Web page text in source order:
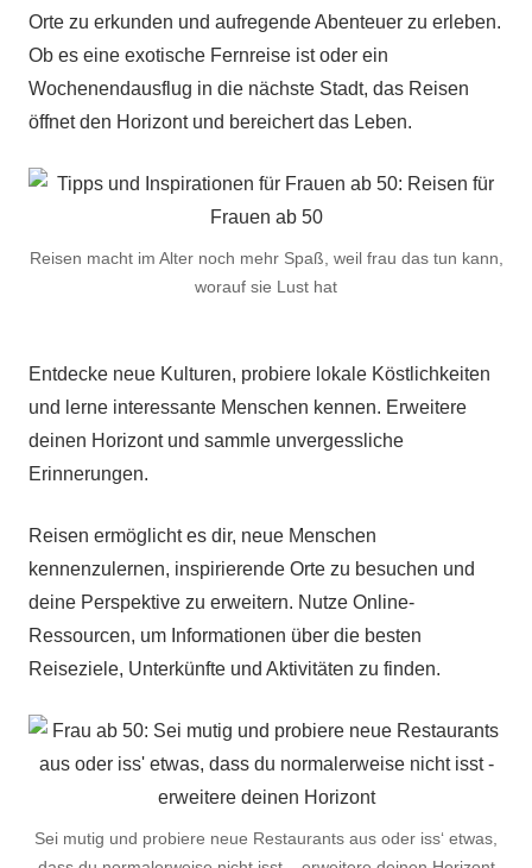
Orte zu erkunden und aufregende Abenteuer zu erleben.
Ob es eine exotische Fernreise ist oder ein
Wochenendausflug in die nächste Stadt, das Reisen
öffnet den Horizont und bereichert das Leben.
Reisen macht im Alter noch mehr Spaß, weil frau das tun kann,
worauf sie Lust hat
Entdecke neue Kulturen, probiere lokale Köstlichkeiten
und lerne interessante Menschen kennen. Erweitere
deinen Horizont und sammle unvergessliche
Erinnerungen.
Reisen ermöglicht es dir, neue Menschen
kennenzulernen, inspirierende Orte zu besuchen und
deine Perspektive zu erweitern. Nutze Online-
Ressourcen, um Informationen über die besten
Reiseziele, Unterkünfte und Aktivitäten zu finden.
Sei mutig und probiere neue Restaurants aus oder iss‘ etwas,